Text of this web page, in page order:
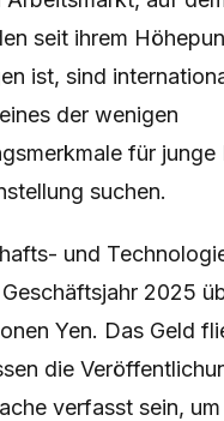
seit ihrem
ist, sind
der wenigen
für junge
suchen.
und
2025
Yen. Das Geld
die
verfasst sein, um